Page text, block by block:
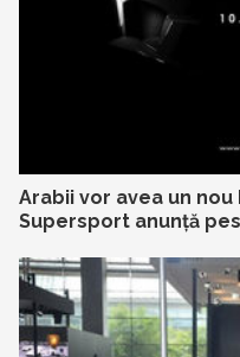
Arabii vor avea un
Supersport anunță